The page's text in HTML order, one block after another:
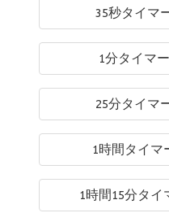
35秒タイマ
1分タイマー
25分タイマ
1時間タイマ
1時間15分タイ